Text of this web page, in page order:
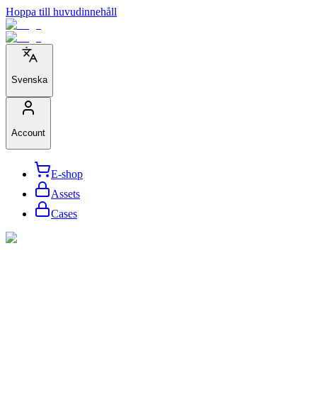
Hoppa till huvudinnehåll
Svenska
Account
E-shop
Assets
Cases